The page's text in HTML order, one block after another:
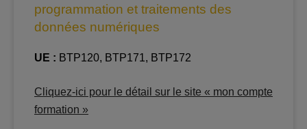
programmation et traitements des
données numériques
UE : BTP120, BTP171, BTP172
Cliquez-ici pour le détail sur le site « mon compte
formation »